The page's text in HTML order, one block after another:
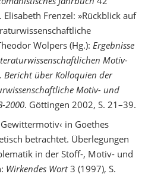
Elisabeth Frenzel: »Rückblick auf
Wolpers (Hg.): Ergebnisse
Motiv-
Bericht über Kolloquien der
Motiv- und
2000. Göttingen 2002, S. 21–39.
in Goethes
betrachtet. Überlegungen
in der Stoff-, Motiv- und
Wirkendes Wort3 (1997), S.